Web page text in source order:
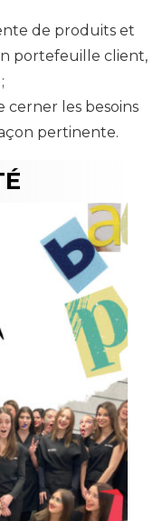
de produits et
portefeuille client,
cerner les besoins
pertinente.